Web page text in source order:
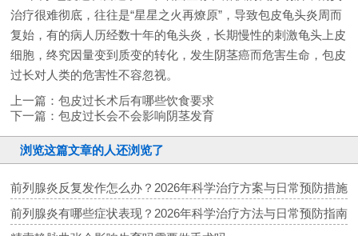
治疗很难彻底，往往是“星星之火再燎原”，导致包皮龟头炎周而
复始，有的病人历经数十年的龟头炎，长期慢性的刺激龟头上皮
细胞，终究因量变到质变的转化，发生阴茎癌而危害生命，包皮
过长对人类的危害性不容忽视。
上一篇： 包皮过长术后有哪些饮食要求
下一篇： 包皮过长会不会影响阴茎发育
浏览这篇文章的人还浏览了
前列腺炎反复发作怎么办？2026年科学治疗方案与日常预防措施
前列腺炎有哪些症状表现？2026年科学治疗方法与日常预防指南